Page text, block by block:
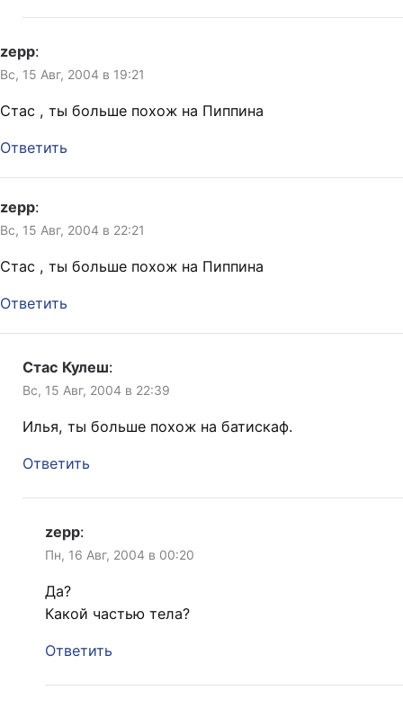
zepp:
Вс, 15 Авг, 2004 в 19:21
Стас , ты больше похож на Пиппина
Ответить
zepp:
Вс, 15 Авг, 2004 в 22:21
Стас , ты больше похож на Пиппина
Ответить
Стас Кулеш:
Вс, 15 Авг, 2004 в 22:39
Илья, ты больше похож на батискаф.
Ответить
zepp:
Пн, 16 Авг, 2004 в 00:20
Да?
Какой частью тела?
Ответить